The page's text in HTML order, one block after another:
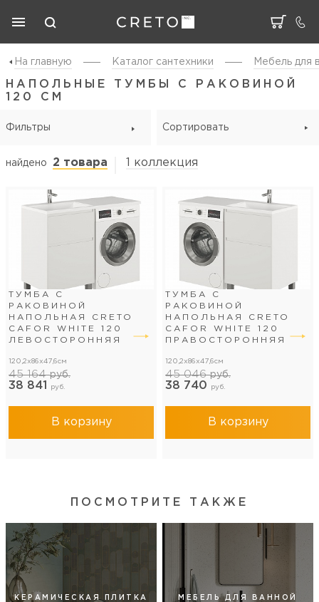
На главную Каталог cантехники Мебель для
НАПОЛЬНЫЕ ТУМБЫ С РАКОВИНОЙ
120 СМ
Фильтры
найдено 2 товара 1 коллекция
Сортировать
ТУМБА С
РАКОВИНОЙ
НАПОЛЬНАЯ CRETO
CAFOR WHITE 120
ЛЕВОСТОРОННЯЯ
120,2x86x47,6см
45 164руб.
38 841 руб.
В корзину
ТУМБА С
РАКОВИНОЙ
НАПОЛЬНАЯ CRETO
CAFOR WHITE 120
ПРАВОСТОРОННЯЯ
120,2x86x47,6см
45 046руб.
38 740 руб.
В корзину
ПОСМОТРИТЕ ТАКЖЕ
КЕРАМИЧЕСКАЯ ПЛИТКА МЕБЕЛЬ ДЛЯ ВАННОЙ